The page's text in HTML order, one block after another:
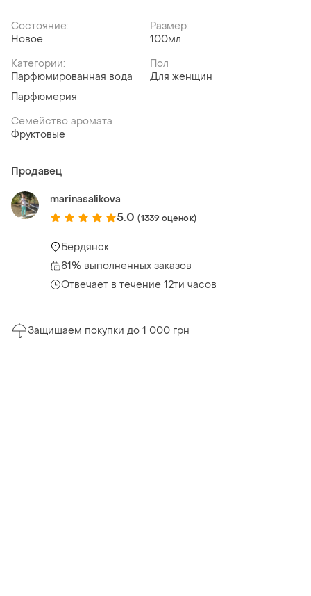
Состояние:
Новое
Размер:
100мл
Категории:
Парфюмированная вода
Парфюмерия
Пол
Для женщин
Семейство аромата
Фруктовые
Продавец
marinasalikova
5.0 (1339 оценок)
Бердянск
81% выполненных заказов
Отвечает в течение 12ти часов
Защищаем покупки до 1 000 грн